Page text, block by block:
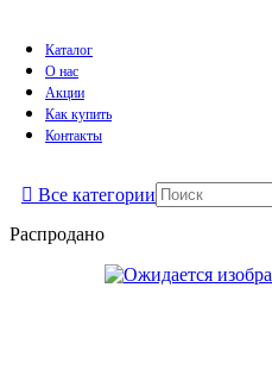
Каталог
О нас
Акции
Как купить
Контакты
Все категории
Распродано